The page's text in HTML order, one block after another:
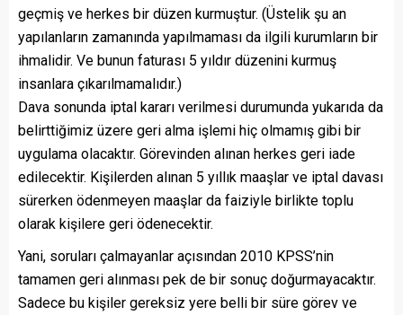
geçmiş ve herkes bir düzen kurmuştur. (Üstelik şu an
yapılanların zamanında yapılmaması da ilgili kurumların bir
ihmalidir. Ve bunun faturası 5 yıldır düzenini kurmuş
insanlara çıkarılmamalıdır.)
Dava sonunda iptal kararı verilmesi durumunda yukarıda da
belirttiğimiz üzere geri alma işlemi hiç olmamış gibi bir
uygulama olacaktır. Görevinden alınan herkes geri iade
edilecektir. Kişilerden alınan 5 yıllık maaşlar ve iptal davası
sürerken ödenmeyen maaşlar da faiziyle birlikte toplu
olarak kişilere geri ödenecektir.
Yani, soruları çalmayanlar açısından 2010 KPSS’nin
tamamen geri alınması pek de bir sonuç doğurmayacaktır.
Sadece bu kişiler gereksiz yere belli bir süre görev ve